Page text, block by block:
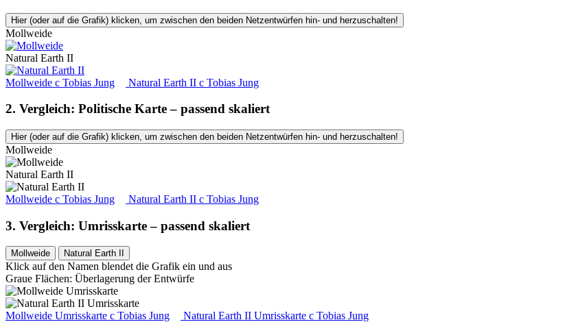
Hier (oder auf die Grafik) klicken, um zwischen den beiden Netzentwürfen hin- und herzuschalten!
Mollweide
Natural Earth II
Mollweide c Tobias Jung Natural Earth II c Tobias Jung
2. Vergleich: Politische Karte – passend skaliert
Hier (oder auf die Grafik) klicken, um zwischen den beiden Netzentwürfen hin- und herzuschalten!
Mollweide
Natural Earth II
Mollweide c Tobias Jung Natural Earth II c Tobias Jung
3. Vergleich: Umrisskarte – passend skaliert
Mollweide Natural Earth II
Klick auf den Namen blendet die Grafik ein und aus
Graue Flächen: Überlagerung der Entwürfe
Mollweide Umrisskarte c Tobias Jung Natural Earth II Umrisskarte c Tobias Jung